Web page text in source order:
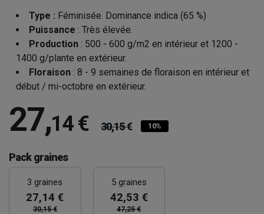
Type : Féminisée. Dominance indica (65 %)
Puissance : Très élevée.
Production : 500 - 600 g/m2 en intérieur et 1200 -
1400 g/plante en extérieur.
Floraison : 8 - 9 semaines de floraison en intérieur et
début / mi-octobre en extérieur.
27,14 € 30,15 € 10%
Pack graines
3 graines
27,14 €
30,15 €
5 graines
42,53 €
47,25 €